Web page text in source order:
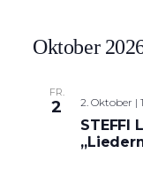
Oktober
FR.
2 2. Oktober |
STEFFI